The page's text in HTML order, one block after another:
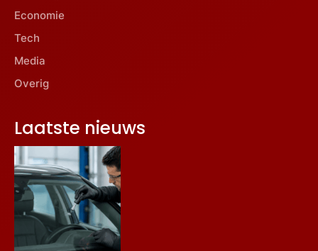
Economie
Tech
Media
Overig
Laatste nieuws